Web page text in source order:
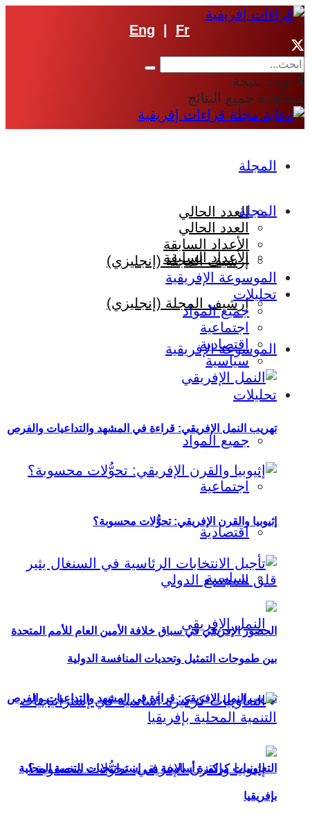
Eng Fr
لا توجد نتيجة
مشاهدة جميع النتائج
المجلة
العدد الحالي
الأعداد السابقة
إرشيف المجلة (إنجليزي)
الموسوعة الإفريقية
تحليلات
جميع المواد
اجتماعية
اقتصادية
سياسية
تهريب النمل الإفريقي: قراءة في المشهد والتداعيات والفرص
المجلة
العدد الحالي
الأعداد السابقة
إرشيف المجلة (إنجليزي)
الموسوعة الإفريقية
تحليلات
جميع المواد
اجتماعية
اقتصادية
سياسية
تهريب النمل الإفريقي: قراءة في المشهد والتداعيات والفرص
إثيوبيا والقرن الإفريقي: تحوُّلات محسوبة؟
الحضور الإفريقي في سباق خلافة الأمين العام للأمم المتحدة
بين طموحات التمثيل وتحديات المنافسة الدولية
التعاونيات كركيزة أساسية في إستراتيجيات التنمية المحلية
بإفريقيا